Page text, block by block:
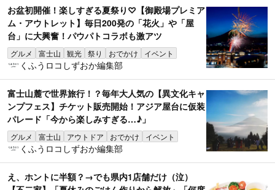
お盆初開催！楽しすぎる夏祭り♡【御殿場プレミア
ム・アウトレット】毎日200発の「花火」や「屋
台」に大興奮！パウパトコラボも激アツ
グルメ 富士山 観光 祭り おでかけ イベント
くふうロコしずおか編集部
富士山麓で世界旅行！？毎年大人気の【異文化キャ
ンプフェス】チケット販売開始！アジア屋台に仮装
パレード「今から楽しみすぎる…♪」
グルメ 富士山 アウトドア おでかけ イベント
くふうロコしずおか編集部
え、ホントに半額？→でも県内1店舗だけ（泣）